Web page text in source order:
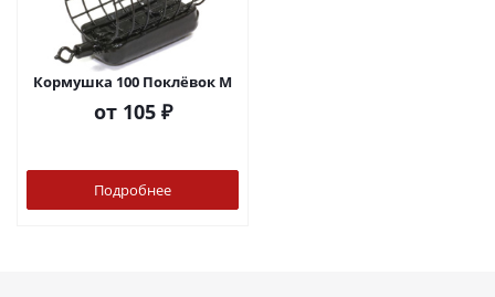
Кормушка 100 Поклёвок M
от 105 ₽
Подробнее